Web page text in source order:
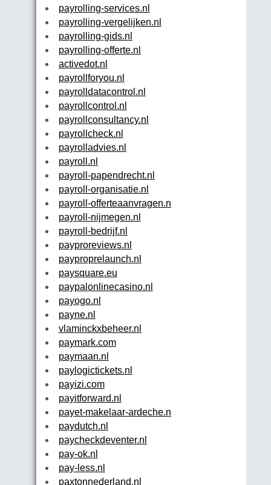
payrolling-services.nl
payrolling-vergelijken.nl
payrolling-gids.nl
payrolling-offerte.nl
activedot.nl
payrollforyou.nl
payrolldatacontrol.nl
payrollcontrol.nl
payrollconsultancy.nl
payrollcheck.nl
payrolladvies.nl
payroll.nl
payroll-papendrecht.nl
payroll-organisatie.nl
payroll-offerteaanvragen.nl
payroll-nijmegen.nl
payroll-bedrijf.nl
payproreviews.nl
payproprelaunch.nl
paysquare.eu
paypalonlinecasino.nl
payogo.nl
payne.nl
vlaminckxbeheer.nl
paymark.com
paymaan.nl
paylogictickets.nl
payizi.com
payitforward.nl
payet-makelaar-ardeche.nl
paydutch.nl
paycheckdeventer.nl
pay-ok.nl
pay-less.nl
paxtonnederland.nl